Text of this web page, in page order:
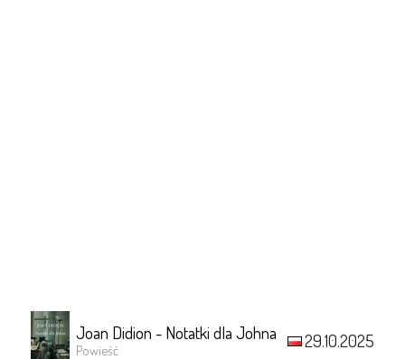
Joan Didion - Notatki dla Johna
Powieść 29.10.2025